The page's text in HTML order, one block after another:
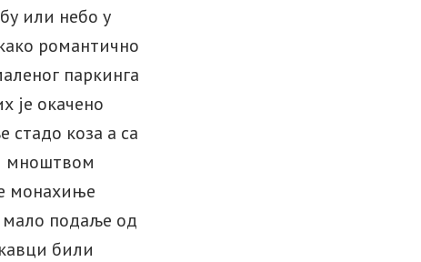
или небо у
романтично
паркинга
је окачено
стадо коза а са
мноштвом
монахиње
мало подаље од
били